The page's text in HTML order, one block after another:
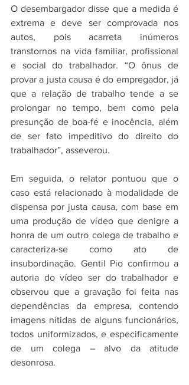
O desembargador disse que a medida é
extrema e deve ser comprovada nos
autos, pois acarreta inúmeros
transtornos na vida familiar, profissional
e social do trabalhador. “O ônus de
provar a justa causa é do empregador, já
que a relação de trabalho tende a se
prolongar no tempo, bem como pela
presunção de boa-fé e inocência, além
de ser fato impeditivo do direito do
trabalhador”, asseverou.
Em seguida, o relator pontuou que o
caso está relacionado à modalidade de
dispensa por justa causa, com base em
uma produção de vídeo que denigre a
honra de um outro colega de trabalho e
caracteriza-se como ato de
insubordinação. Gentil Pio confirmou a
autoria do vídeo ser do trabalhador e
observou que a gravação foi feita nas
dependências da empresa, contendo
imagens nítidas de alguns funcionários,
todos uniformizados, e especificamente
de um colega – alvo da atitude
desonrosa.